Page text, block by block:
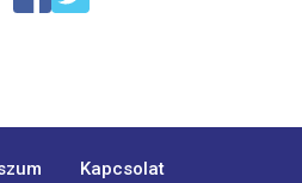
Kapcsolat